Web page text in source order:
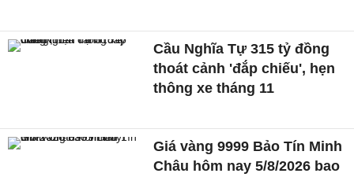
Cầu Nghĩa Tự 315 tỷ đồng
thoát cảnh 'đắp chiếu', hẹn
thông xe tháng 11
Giá vàng 9999 Bảo Tín Minh
Châu hôm nay 5/8/2026 bao